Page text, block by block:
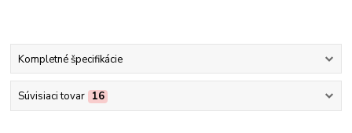
Kompletné špecifikácie
Súvisiaci tovar 16